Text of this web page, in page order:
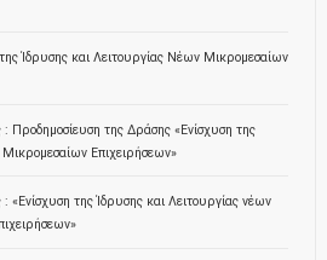
Ίδρυσης και Λειτουργίας Νέων Μικρομεσαίων
Προδημοσίευση της Δράσης «Ενίσχυση της
Επιχειρήσεων»
«Ενίσχυση της Ίδρυσης και Λειτουργίας νέων